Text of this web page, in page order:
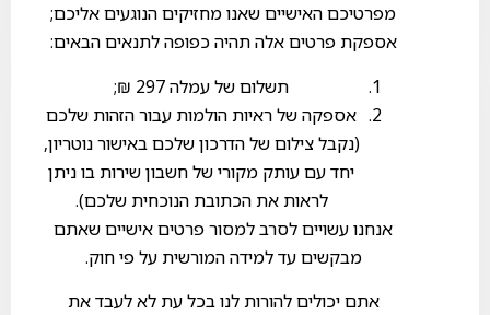
מפרטיכם האישיים שאנו מחזיקים הנוגעים אליכם;
אספקת פרטים אלה תהיה כפופה לתנאים הבאים:
תשלום של עמלה 297 ₪;
אספקה של ראיות הולמות עבור הזהות שלכם
(נקבל צילום של הדרכון שלכם באישור נוטריון,
יחד עם עותק מקורי של חשבון שירות בו ניתן
לראות את הכתובת הנוכחית שלכם).
אנחנו עשויים לסרב למסור פרטים אישיים שאתם
מבקשים עד למידה המורשית על פי חוק.
אתם יכולים להורות לנו בכל עת לא לעבד את